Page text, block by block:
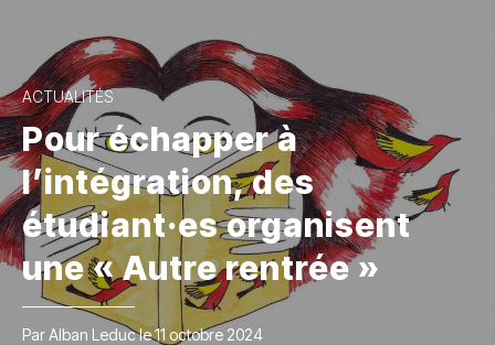
ACTUALITÉS
Pour échapper à
l’intégration, des
étudiant·es organisent
une « Autre rentrée »
Par Alban Leduc le 11 octobre 2024